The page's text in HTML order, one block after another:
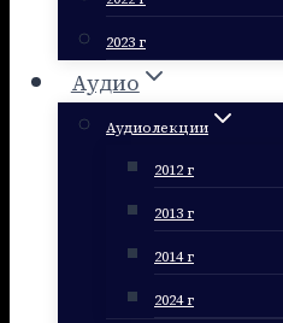
2023 г
Аудио
Аудиолекции
2012 г
2013 г
2014 г
2024 г